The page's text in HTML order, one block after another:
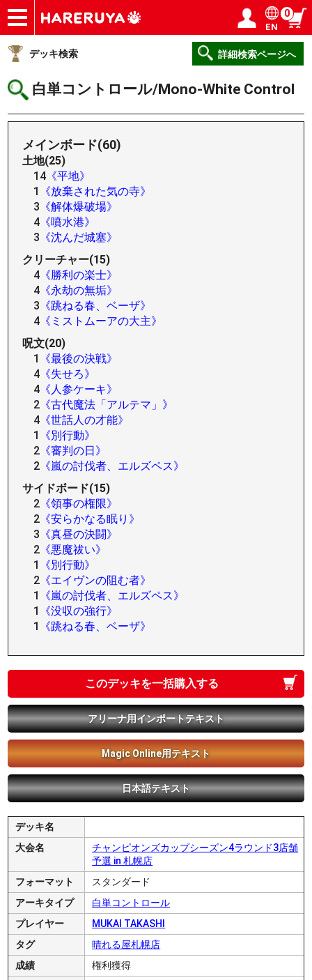
ショップ
買取
記事
デッキ検索
デッキ構築
選手一覧
店舗一覧
イベント
ヘルプ
お問い合わせ ログイン／会員登録
EN
0
デッキ検索 詳細検索ページへ
白単コントロール/Mono-White Control
メインボード(60)
土地(25)
14 《平地》
1
《放棄された気の寺》
3 《解体爆破場》
4 《噴水港》
3 《沈んだ城塞》
クリーチャー(15)
4 《勝利の楽士》
4 《永劫の無垢》
3 《跳ねる春、ベーザ》
4 《ミストムーアの大主》
呪文(20)
1
《最後の決戦》
4 《失せろ》
4 《人参ケーキ》
2 《古代魔法「アルテマ」》
4 《世話人の才能》
1
《別行動》
2 《審判の日》
2 《嵐の討伐者、エルズペス》
サイドボード(15)
2 《領事の権限》
2 《安らかなる眠り》
3 《真昼の決闘》
2 《悪魔祓い》
1
《別行動》
2 《エイヴンの阻む者》
1
《嵐の討伐者、エルズペス》
1
《没収の強行》
1
《跳ねる春、ベーザ》
このデッキを一括購入する
アリーナ用インポートテキスト
Magic Online用テキスト
日本語テキスト
デッキ名
大会名
チャンピオンズカップシーズン4ラウンド3店舗
予選 in 札幌店
フォーマット
スタンダード
アーキタイプ
白単コントロール
プレイヤー
MUKAI TAKASHI
タグ
晴れる屋札幌店
成績
権利獲得